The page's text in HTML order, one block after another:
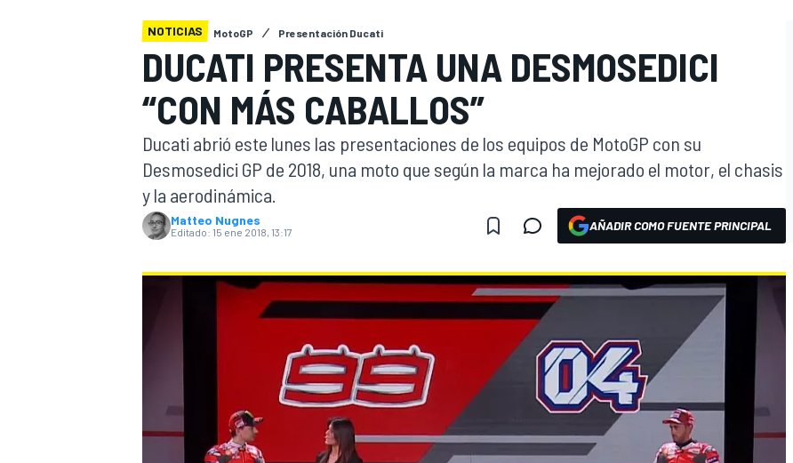
WEC
NOTICIAS MotoGP Presentación Ducati
DUCATI PRESENTA UNA DESMOSEDICI
“CON MÁS CABALLOS”
Ducati abrió este lunes las presentaciones de los equipos de MotoGP con su
Desmosedici GP de 2018, una moto que según la marca ha mejorado el motor, el chasis
y la aerodinámica.
Matteo Nugnes
Editado: 15 ene 2018, 13:17 AÑADIR COMO FUENTE PRINCIPAL